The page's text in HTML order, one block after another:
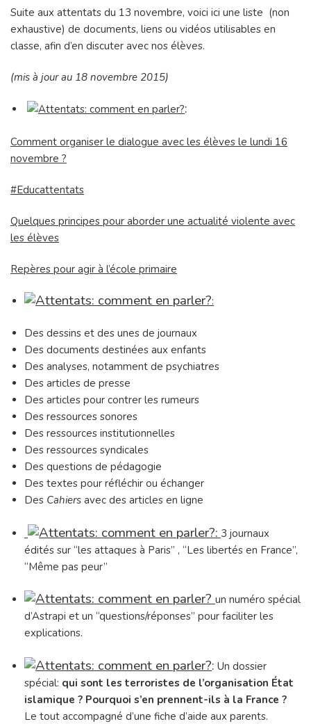
Suite aux attentats du 13 novembre, voici ici une liste (non
exhaustive) de documents, liens ou vidéos utilisables en
classe, afin d’en discuter avec nos élèves.
(mis à jour au 18 novembre 2015)
:
Comment organiser le dialogue avec les élèves le lundi 16
novembre ?
#Educattentats
Quelques principes pour aborder une actualité violente avec
les élèves
Repères pour agir à l’école primaire
:
Des dessins et des unes de journaux
Des documents destinées aux enfants
Des analyses, notamment de psychiatres
Des articles de presse
Des articles pour contrer les rumeurs
Des ressources sonores
Des ressources institutionnelles
Des ressources syndicales
Des questions de pédagogie
Des textes pour réfléchir ou échanger
Des Cahiers avec des articles en ligne
: 3 journaux
édités sur “les attaques à Paris” , “Les libertés en France”,
“Même pas peur”
un numéro spécial
d’Astrapi et un “questions/réponses” pour faciliter les
explications.
: Un dossier
spécial: qui sont les terroristes de l’organisation État
islamique ? Pourquoi s’en prennent-ils à la France ?
Le tout accompagné d’une fiche d’aide aux parents.